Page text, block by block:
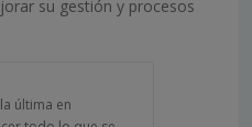
su gestión y procesos
última en